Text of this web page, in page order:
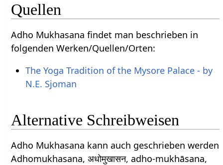
Quellen
Adho Mukhasana findet man beschrieben in
folgenden Werken/Quellen/Orten:
The Yoga Tradition of the Mysore Palace - by
N.E. Sjoman
Alternative Schreibweisen
Adho Mukhasana kann auch geschrieben werden
Adhomukhasana, अधोमुखासन, adho-mukhāsana,